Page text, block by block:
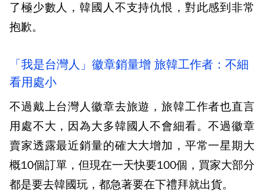
了極少數人，韓國人不支持仇恨，對此感到非常
抱歉。
「我是台灣人」徽章銷量增 旅韓工作者：不細
看用處小
不過戴上台灣人徽章去旅遊，旅韓工作者也直言
用處不大，因為大多韓國人不會細看。不過徽章
賣家透露最近銷量的確大大增加，平常一星期大
概10個訂單，但現在一天快要100個，買家大部分
都是要去韓國玩，都急著要在下禮拜就出貨。